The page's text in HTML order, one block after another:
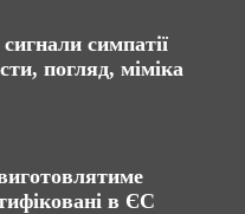
симпатії
погляд, міміка
в ЄС